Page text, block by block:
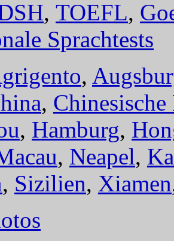
, TOEFL,
Sprachtests
,
, Chinesische
, Hamburg,
, Neapel,
, Sizilien, Xiamen